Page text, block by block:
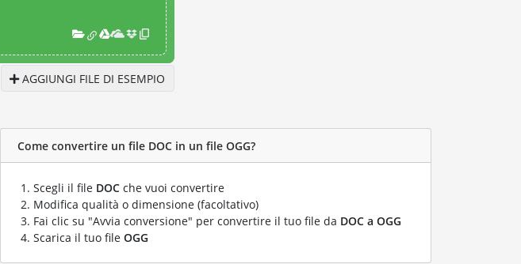
AGGIUNGI FILE DI ESEMPIO
Come convertire un file DOC in un file OGG?
Scegli il file DOC che vuoi convertire
Modifica qualità o dimensione (facoltativo)
Fai clic su "Avvia conversione" per convertire il tuo file da DOC a OGG
Scarica il tuo file OGG